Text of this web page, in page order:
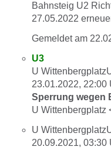
Bahnsteig U2
27.05.2022
Gemeldet am
U3
U
23.01.2022, 22:00
Sperrung wegen
U Wittenbergplatz
U
20.09.2021, 03:30